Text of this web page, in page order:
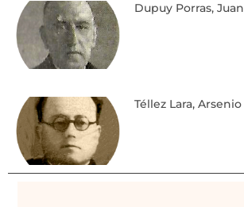
Dupuy Porras, Juan
Téllez Lara, Arsenio